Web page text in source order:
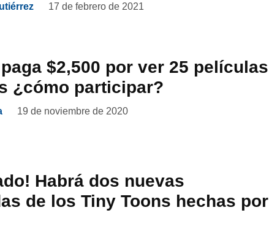
17 de febrero de 2021
$2,500 por ver 25 películas
¿cómo participar?
19 de noviembre de 2020
Habrá dos nuevas
de los Tiny Toons hechas por